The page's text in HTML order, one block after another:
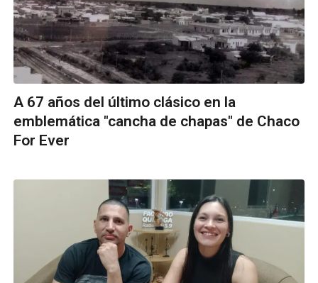
A 67 años del último clásico en la
emblemática "cancha de chapas" de Chaco
For Ever